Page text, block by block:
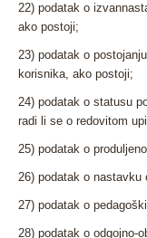
22) podatak o
ako postoji;
23) podatak o
korisnika, ako postoji;
24) podatak o statusu
radi li se o redovitom
25) podatak o
26) podatak o nastavku
27) podatak o
28) podatak o odgojno-